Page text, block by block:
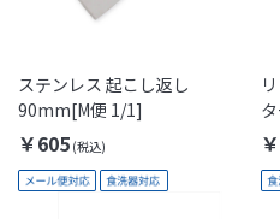
ステンレス 起こし返し
90mm[M便 1/1]
￥605